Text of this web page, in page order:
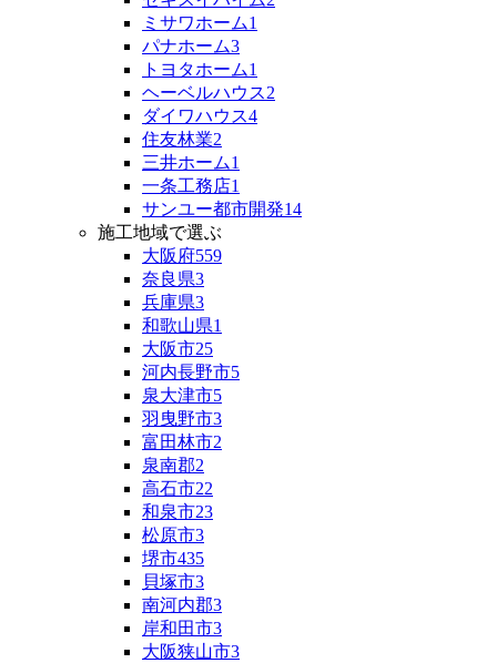
ミサワホーム1
パナホーム3
トヨタホーム1
ヘーベルハウス2
ダイワハウス4
住友林業2
三井ホーム1
一条工務店1
サンユー都市開発14
施工地域で選ぶ
大阪府559
奈良県3
兵庫県3
和歌山県1
大阪市25
河内長野市5
泉大津市5
羽曳野市3
富田林市2
泉南郡2
高石市22
和泉市23
松原市3
堺市435
貝塚市3
南河内郡3
岸和田市3
大阪狭山市3